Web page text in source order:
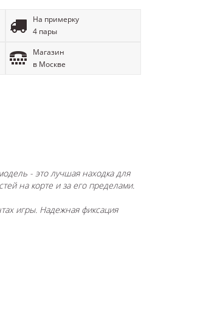
На примерку
4 пары
Магазин
в Москве
- это лучшая находка для
на корте и за его пределами.
игры. Надежная фиксация